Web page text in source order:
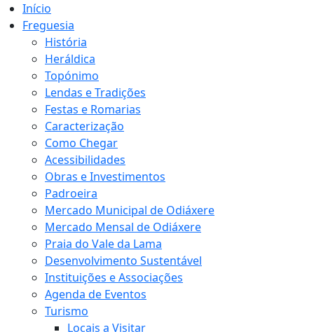
Início
Freguesia
História
Heráldica
Topónimo
Lendas e Tradições
Festas e Romarias
Caracterização
Como Chegar
Acessibilidades
Obras e Investimentos
Padroeira
Mercado Municipal de Odiáxere
Mercado Mensal de Odiáxere
Praia do Vale da Lama
Desenvolvimento Sustentável
Instituições e Associações
Agenda de Eventos
Turismo
Locais a Visitar